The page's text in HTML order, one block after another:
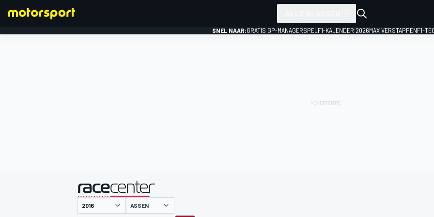
SNEL NAAR:GRATIS GP-MANAGERSPEL F1-KALENDER 2026MAX VERSTAPPENF1-
gepresenteerd door
ASSEN